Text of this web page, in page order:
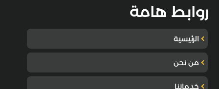
روابط هامة
الرئيسية
من نحن
خدماتنا